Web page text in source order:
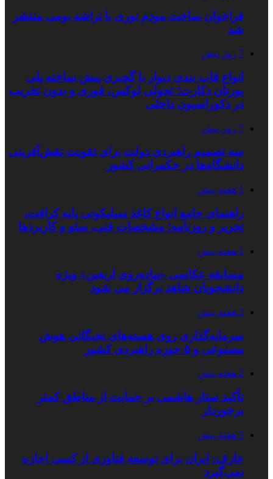
فراخوان ساخت مودم نوری با تراشه بومی منتشر
شد
7 روز پیش
انواع قاب بندی دیوار با گچبری پیش ساخته پلی
یورتان دکارت؛ تحولی لوکس، فوری و بدون تخریب
در دکوراسیون داخلی
7 روز پیش
سه تصمیم راهبردی دولت برای تقویت نقش‌آفرینی
دانشگاه‌ها در حکمرانی کشور
1 هفته پیش
راهنمای جامع انواع کاغذ سیلیکونی پایه کرافت،
تحریر و روزنامه؛ مشخصات فنی، سئو و کاربردها
1 هفته پیش
مسابقه عکاسی «پیاده‌روی اربعین» ویژه
دانشجویان شاهد برگزار می شود
2 هفته پیش
سرمایه‌گذاری روی هسته‌های نخبگانی هوش
مصنوعی و ۵ حوزه راهبردی کشور
2 هفته پیش
تأکید ستار هاشمی بر حمایت از مناطق کمتر
برخوردار
3 هفته پیش
عارف: ایران برای توسعه فناوری از کسی اجازه
نمی‌گیرد